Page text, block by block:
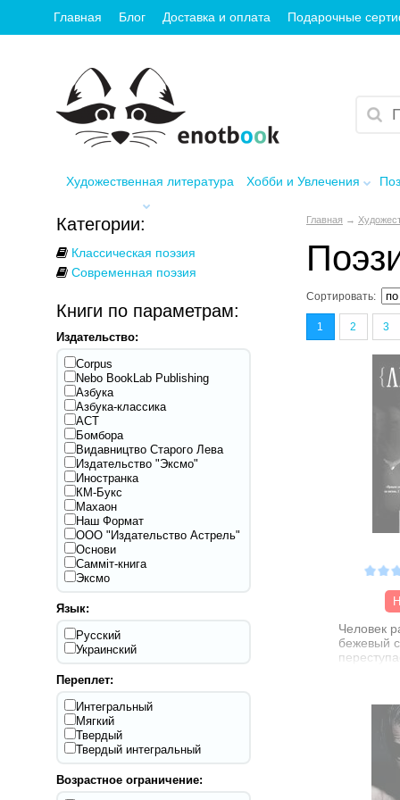
Главная Блог Доставка и оплата Подарочные
Художественная литература Хобби и Увлечения
Категории:
Классическая поэзия
Современная поэзия
Книги по параметрам:
Издательство:
Corpus
Nebo BookLab Publishing
Азбука
Азбука-классика
АСТ
Бомбора
Видавництво Старого Лева
Издательство "Эксмо"
Иностранка
КМ-Букс
Махаон
Наш Формат
ООО "Издательство Астрель"
Основи
Самміт-книга
Эксмо
Язык:
Русский
Украинский
Переплет:
Интегральный
Мягкий
Твердый
Твердый интегральный
Возрастное ограничение:
Главная →
Сортировать:
1 2 3
Человек
бежевый
образы,
сне.
Люмьер,